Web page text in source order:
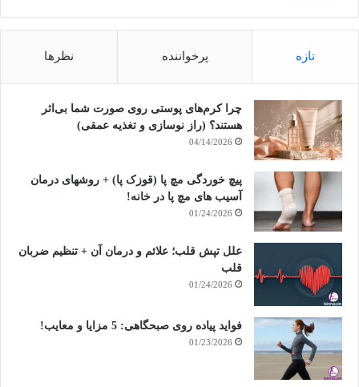
تازه پرخواننده نظرها
چرا کرم‌های پوستی روی صورت شما بی‌اثر
هستند؟ (راز نوسازی و تغذیه عمقی)
04/14/2026
پیچ خوردگی مچ پا (قوزک پا) + روشهای درمان
آسیب های مچ پا در خانه!
01/24/2026
علل تپش قلب؛ علائم و درمان آن + تنظیم ضربان
قلب
01/24/2026
فواید پیاده روی صبحگاهی: 5 مزایا و معایب!
01/23/2026